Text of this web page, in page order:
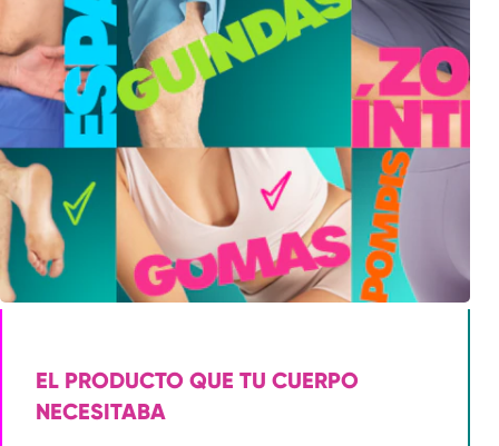
EL PRODUCTO QUE TU CUERPO
NECESITABA